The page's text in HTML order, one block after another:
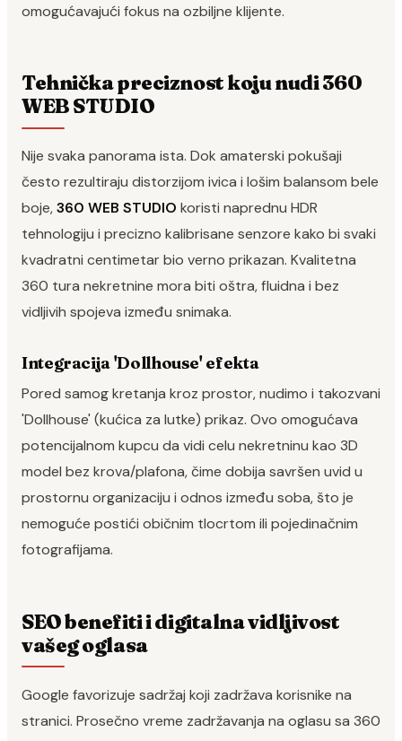
omogućavajući fokus na ozbiljne klijente.
Tehnička preciznost koju nudi 360
WEB STUDIO
Nije svaka panorama ista. Dok amaterski pokušaji
često rezultiraju distorzijom ivica i lošim balansom bele
boje,360 WEB STUDIO koristi naprednu HDR
tehnologiju i precizno kalibrisane senzore kako bi svaki
kvadratni centimetar bio verno prikazan. Kvalitetna
360 tura nekretnine mora biti oštra, fluidna i bez
vidljivih spojeva između snimaka.
Integracija 'Dollhouse' efekta
Pored samog kretanja kroz prostor, nudimo i takozvani
'Dollhouse' (kućica za lutke) prikaz. Ovo omogućava
potencijalnom kupcu da vidi celu nekretninu kao 3D
model bez krova/plafona, čime dobija savršen uvid u
prostornu organizaciju i odnos između soba, što je
nemoguće postići običnim tlocrtom ili pojedinačnim
fotografijama.
SEO benefiti i digitalna vidljivost
vašeg oglasa
Google favorizuje sadržaj koji zadržava korisnike na
stranici. Prosečno vreme zadržavanja na oglasu sa 360